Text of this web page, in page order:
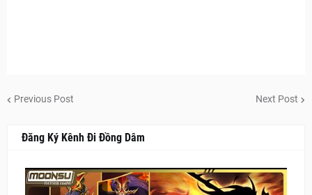
Previous Post Next Post
Đăng Ký Kênh Đi Đồng Dâm